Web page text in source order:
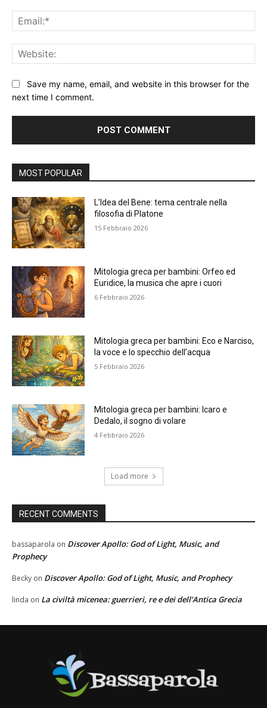
Save my name, email, and website in this browser for the
next time I comment.
MOST POPULAR
L’Idea del Bene: tema centrale nella
filosofia di Platone
15 Febbraio 2026
Mitologia greca per bambini: Orfeo ed
Euridice, la musica che apre i cuori
6 Febbraio 2026
Mitologia greca per bambini: Eco e Narciso,
la voce e lo specchio dell’acqua
5 Febbraio 2026
Mitologia greca per bambini: Icaro e
Dedalo, il sogno di volare
4 Febbraio 2026
Load more
RECENT COMMENTS
bassaparola on Discover Apollo: God of Light, Music, and
Prophecy
Becky on Discover Apollo: God of Light, Music, and Prophecy
linda on La civiltà micenea: guerrieri, re e dei dell’Antica Grecia